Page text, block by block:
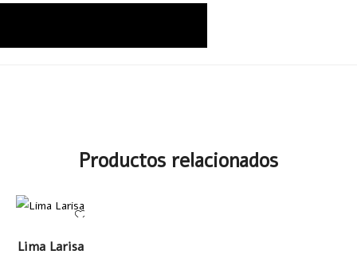
Productos relacionados
LEER MÁS
Lima Larisa